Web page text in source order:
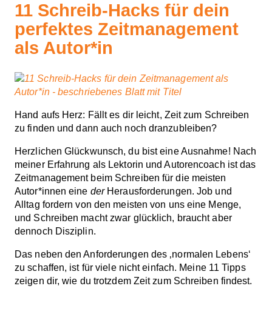
11 Schreib-Hacks für dein
perfektes Zeitmanagement
als Autor*in
Hand aufs Herz: Fällt es dir leicht, Zeit zum Schreiben
zu finden und dann auch noch dranzubleiben?
Herzlichen Glückwunsch, du bist eine Ausnahme! Nach
meiner Erfahrung als Lektorin und Autorencoach ist das
Zeitmanagement beim Schreiben für die meisten
Autor*innen eine derHerausforderungen. Job und
Alltag fordern von den meisten von uns eine Menge,
und Schreiben macht zwar glücklich, braucht aber
dennoch Disziplin.
Das neben den Anforderungen des ‚normalen Lebens‘
zu schaffen, ist für viele nicht einfach. Meine 11 Tipps
zeigen dir, wie du trotzdem Zeit zum Schreiben findest.